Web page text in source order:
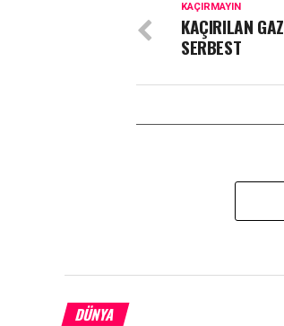
KAÇIRMAYIN
KAÇIRILAN
SERBEST
DÜNYA